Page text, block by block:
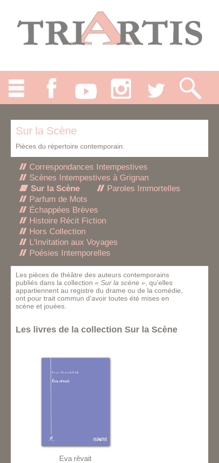
Sur la Scène
Pièces du répertoire contemporain.
Correspondances Intempestives
Scènes Intempestives à Grignan
Sur la Scène
Paroles Immortelles
Parfum de Mots
Échappées Brèves
Histoire Récit Fiction
Hors Collection
L'Invitation aux Voyages
Poésies Intemporelles
Les pièces de théâtre des auteurs contemporains
publiés dans la collection« Sur la scène » , qu’elles
appartiennent au registre du drame ou de la comédie,
ont pour trait commun d’avoir toutes été mises en
scène et jouées.
Les livres de la collection Sur la Scène
Eva rêvait